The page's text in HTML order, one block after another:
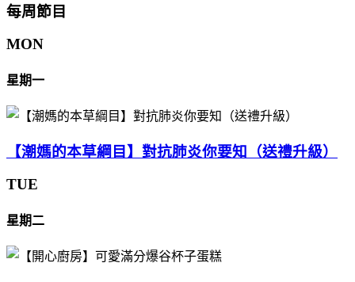
每周節目
MON
星期一
【潮媽的本草綱目】對抗肺炎你要知（送禮升級）
TUE
星期二